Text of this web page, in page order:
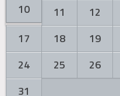
10
11 12
17
18 19
24
25 26
31